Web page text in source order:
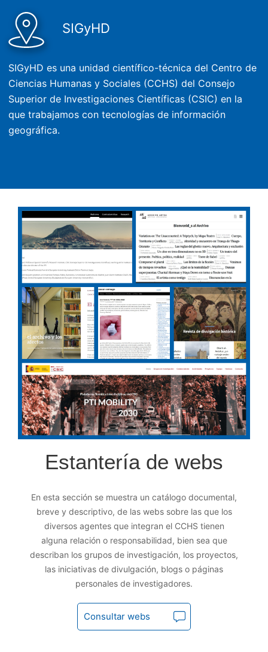
SIGyHD
SIGyHD es una unidad científico-técnica del Centro de
Ciencias Humanas y Sociales (CCHS) del Consejo
Superior de Investigaciones Científicas (CSIC) en la
que trabajamos con tecnologías de información
geográfica.
Estantería de webs
En esta sección se muestra un catálogo documental,
breve y descriptivo, de las webs sobre las que los
diversos agentes que integran el CCHS tienen
alguna relación o responsabilidad, bien sea que
describan los grupos de investigación, los proyectos,
las iniciativas de divulgación, blogs o páginas
personales de investigadores.
Consultar webs